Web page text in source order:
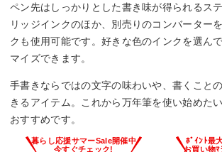
ペン先はしっかりとした書き味が得られるス
リッジインクのほか、別売りのコンバーター
クも使用可能です。好きな色のインクを選ん
マイズできます。
手書きならではの文字の味わいや、書くこと
きるアイテム。これから万年筆を使い始めた
おすすめです。